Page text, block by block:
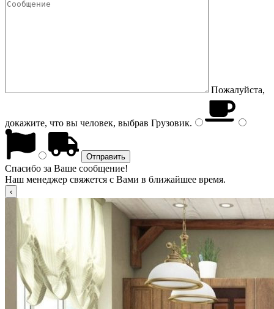
Пожалуйста,
докажите, что вы человек, выбрав Грузовик.
Спасибо за Ваше сообщение!
Наш менеджер свяжется с Вами в ближайшее время.